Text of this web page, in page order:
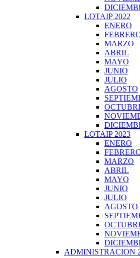
LOTAIP 2022
ENERO
MARZO
ABRIL
MAYO
JUNIO
JULIO
AGOSTO
LOTAIP 2023
ENERO
MARZO
ABRIL
MAYO
JUNIO
JULIO
AGOSTO
ADMINISTRACION